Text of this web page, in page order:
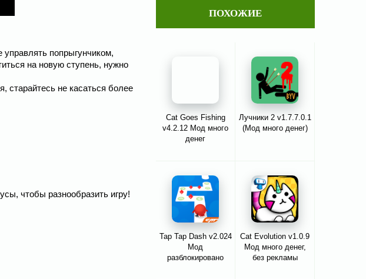
попрыгунчиком,
на новую ступень, нужно
старайтесь не касаться более
чтобы разнообразить игру!
ПОХОЖИЕ
Cat Goes Fishing
v4.2.12 Мод много
денег
Лучники 2 v1.7.7.0.1
(Мод много денег)
Tap Tap Dash v2.024
Мод
разблокировано
Cat Evolution v1.0.9
Мод много денег,
без рекламы